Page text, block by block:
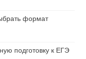
формат
подготовку к ЕГЭ